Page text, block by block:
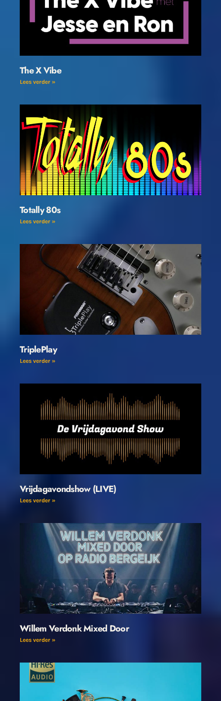
The X Vibe
Lees verder »
Totally 80s
Lees verder »
TriplePlay
Lees verder »
Vrijdagavondshow (LIVE)
Lees verder »
Willem Verdonk Mixed Door
Lees verder »